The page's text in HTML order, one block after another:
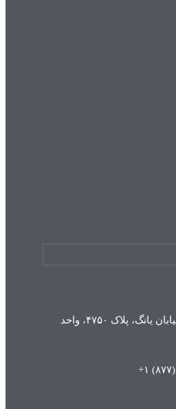
کانادا، انتاریو، نورث یورک، خیابان یانگ، پلاک ۴۷۵۰، واحد